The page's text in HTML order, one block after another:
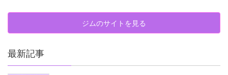
ジムのサイトを見る
最新記事